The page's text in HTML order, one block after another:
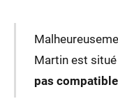
Martin est
pas